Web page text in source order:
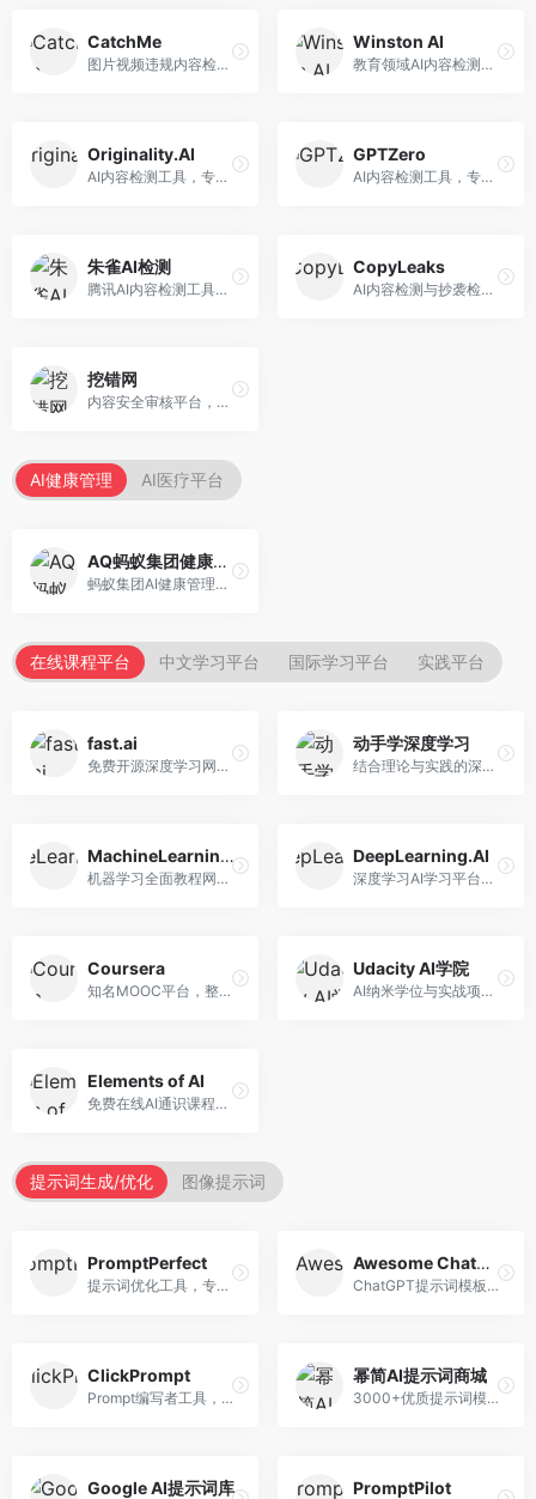
CatchMe
图片视频违规内容检测平台，专注于视觉内容安全。面向内容平台，提供图片审核、视频审核、直播监控等服务，视觉检测专业。
Winston AI
教育领域AI内容检测平台，专注于学术诚信。面向教育机构，提供AI内容检测、抄袭检测、报告生成等服务，教育适配性强。
Originality.AI
AI内容检测工具，专注于内容原创性验证。面向内容创作者和出版商，提供AI检测、抄袭检测、批量分析等服务，检测精度高。
GPTZero
AI内容检测工具，专注于AI生成文本识别。面向教育工作者和出版商，提供文本检测、批量分析、API接口等服务，检测准确率高。
朱雀AI检测
腾讯AI内容检测工具，专注于中文内容识别。面向中文用户，提供AI内容检测、文本分析、报告生成等服务，中文检测专业。
CopyLeaks
AI内容检测与抄袭检测平台，专注于内容原创性验证。面向教育机构和出版商，提供AI检测、抄袭检测、多语言支持等服务，检测全面。
挖错网
内容安全审核平台，专注于违规内容检测。面向企业和平台，提供内容审核、敏感词检测、风险预警等服务，安全审核专业。
AI健康管理 AI医疗平台
AQ蚂蚁集团健康管家
蚂蚁集团AI健康管理服务，专注于个人健康监测。面向个人用户，提供健康评估、慢病管理、健康建议等服务，健康管理便捷。
在线课程平台 中文学习平台 国际学习平台 实践平台
fast.ai
免费开源深度学习网站，专注于实用AI教学。面向开发者，提供免费深度学习课程、实战项目、代码库等资源，学习门槛低。
动手学深度学习
结合理论与实践的深度学习教材，专注于代码驱动学习。面向学生和开发者，提供深度学习理论、代码实现、练习题等资源，学习体验好。
MachineLearningMastery
机器学习全面教程网站，专注于实用技能教学。面向开发者，提供机器学习算法、Python实现、项目实战等教程，实用性强。
DeepLearning.AI
深度学习AI学习平台，由吴恩达创立。面向AI学习者，提供深度学习专项课程、AI新闻、技术社区等资源，课程质量权威。
Coursera
知名MOOC平台，整合全球顶尖大学课程资源。面向学习者，提供AI、机器学习、深度学习等课程，证书认可度高，课程质量专业。
Udacity AI学院
AI纳米学位与实战项目平台，专注于职业导向学习。面向AI从业者，提供机器学习、深度学习、计算机视觉等纳米学位，项目实战性强。
Elements of AI
免费在线AI通识课程，专注于AI基础知识普及。面向普通大众，提供AI概念、原理、应用等入门知识，语言通俗易懂。
提示词生成/优化 图像提示词
PromptPerfect
提示词优化工具，专注于提示词质量提升。面向AI用户，提供提示词优化、效果测试、版本对比等服务，提示词优化专业。
Awesome ChatGPT Prompts
ChatGPT提示词模板库，专注于实用提示词收集。面向ChatGPT用户，提供提示词模板、使用场景、效果展示等资源，模板实用性强。
ClickPrompt
Prompt编写者工具，专注于提示词创作辅助。面向提示词创作者，提供提示词编辑、测试、分享等服务，创作工具完善。
幂简AI提示词商城
3000+优质提示词模板平台，专注于中文提示词。面向中文AI用户，提供提示词模板、分类检索、一键使用等服务，中文提示词丰富。
Google AI提示词库 PromptPilot